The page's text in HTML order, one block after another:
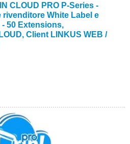
CLOUD PRO P-Series -
White Label e
- 50 Extensions,
Client LINKUS WEB /